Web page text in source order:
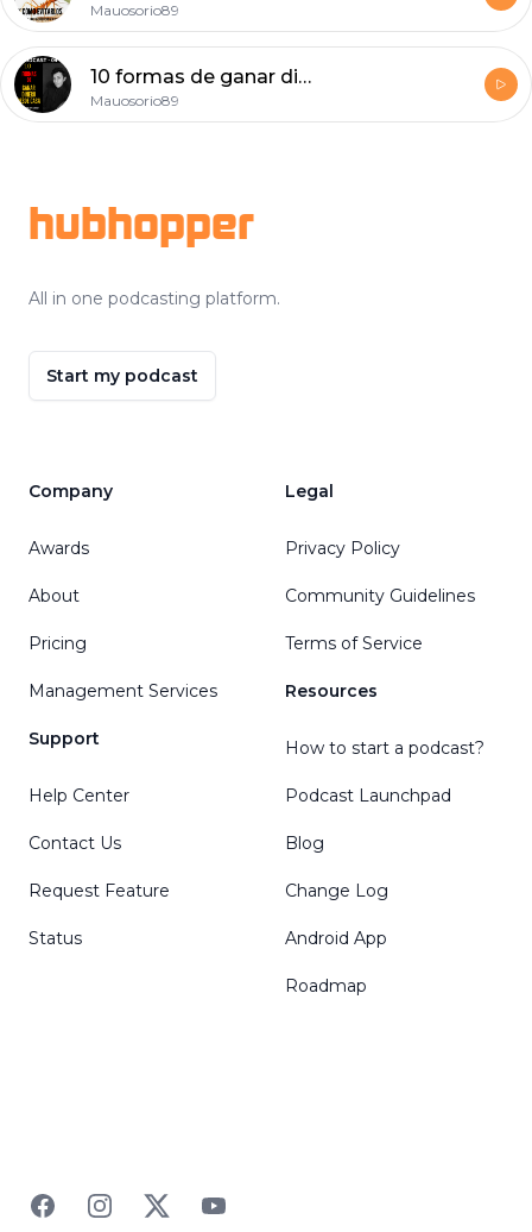
Mauosorio89
10 formas de ganar dinero desde casa
Mauosorio89
hubhopper
All in one podcasting platform.
Start my podcast
Company
Awards
About
Pricing
Management Services
Support
Help Center
Contact Us
Request Feature
Status
Legal
Privacy Policy
Community Guidelines
Terms of Service
Resources
How to start a podcast?
Podcast Launchpad
Blog
Change Log
Android App
Roadmap
FacebookInstagramTwitterYouTube